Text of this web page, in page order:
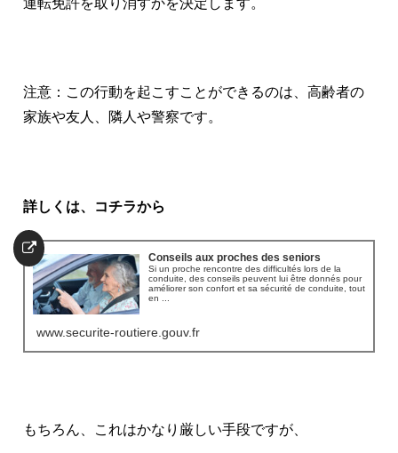
注意：この行動を起こすことができるのは、高齢者の
家族や友人、隣人や警察です。
詳しくは、コチラから
Conseils aux proches des seniors
Si un proche rencontre des difficultés lors de la
conduite, des conseils peuvent lui être donnés pour
améliorer son confort et sa sécurité de conduite, tout
en ...
www.securite-routiere.gouv.fr
もちろん、これはかなり厳しい手段ですが、